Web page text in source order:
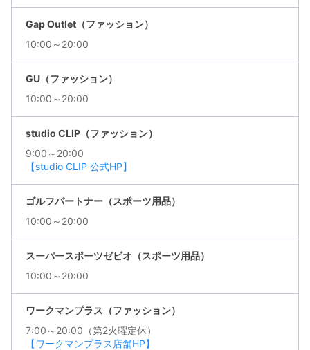
Gap Outlet（ファッション）
10:00～20:00
GU（ファッション）
10:00～20:00
studio CLIP（ファッション）
9:00～20:00
【studio CLIP 公式HP】
ゴルフパートナー（スポーツ用品）
10:00～20:00
スーパースポーツゼビオ（スポーツ用品）
10:00～20:00
ワークマンプラス（ファッション）
7:00～20:00（第2火曜定休）
【ワークマンプラス店舗HP】